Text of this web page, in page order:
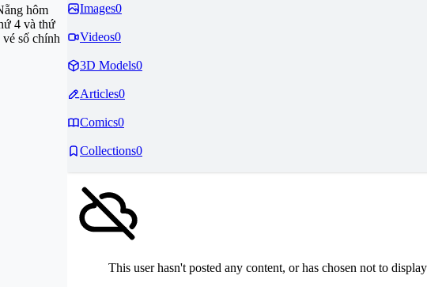
hôm
4 và thứ
số chính
Images0
Videos0
3D Models0
Articles0
Comics0
Collections0
This user hasn't posted any content, or has chosen not to